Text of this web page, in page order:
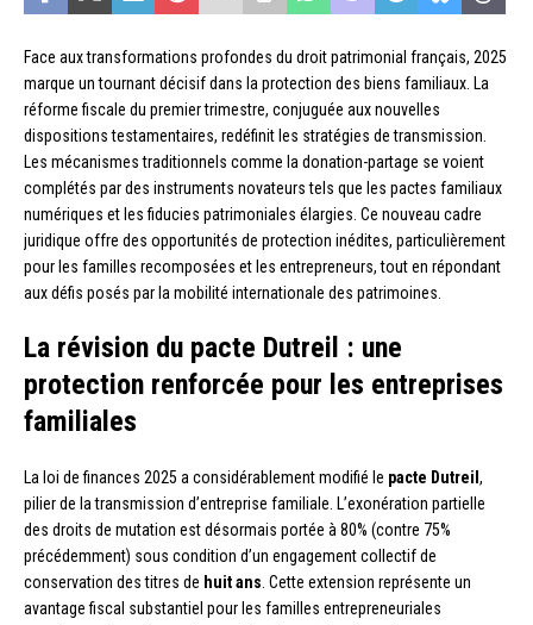
Face aux transformations profondes du droit patrimonial français, 2025
marque un tournant décisif dans la protection des biens familiaux. La
réforme fiscale du premier trimestre, conjuguée aux nouvelles
dispositions testamentaires, redéfinit les stratégies de transmission.
Les mécanismes traditionnels comme la donation-partage se voient
complétés par des instruments novateurs tels que les pactes familiaux
numériques et les fiducies patrimoniales élargies. Ce nouveau cadre
juridique offre des opportunités de protection inédites, particulièrement
pour les familles recomposées et les entrepreneurs, tout en répondant
aux défis posés par la mobilité internationale des patrimoines.
La révision du pacte Dutreil : une
protection renforcée pour les entreprises
familiales
La loi de finances 2025 a considérablement modifié le pacte Dutreil ,
pilier de la transmission d’entreprise familiale. L’exonération partielle
des droits de mutation est désormais portée à 80% (contre 75%
précédemment) sous condition d’un engagement collectif de
conservation des titres de huit ans. Cette extension représente un
avantage fiscal substantiel pour les familles entrepreneuriales